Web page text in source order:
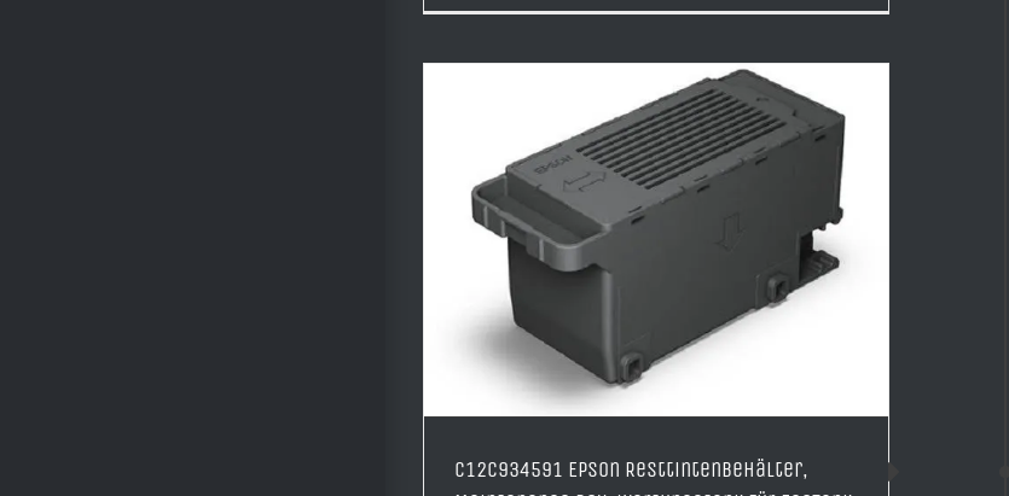
C12C934591 Epson Resttintenbehälter,